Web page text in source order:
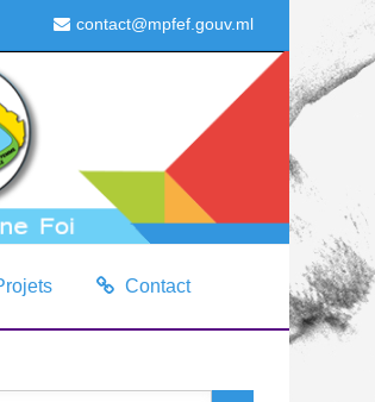
contact@mpfef.gouv.ml
Contact